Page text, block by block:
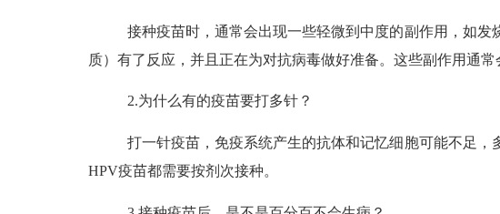
接种疫苗时，通常会出现一些轻微到中度的副作用，如
质）有了反应，并且正在为对抗病毒做好准备。这些副作用通常
2.为什么有的疫苗要打多针？
打一针疫苗，免疫系统产生的抗体和记忆细胞可能不足
HPV疫苗都需要按剂次接种。